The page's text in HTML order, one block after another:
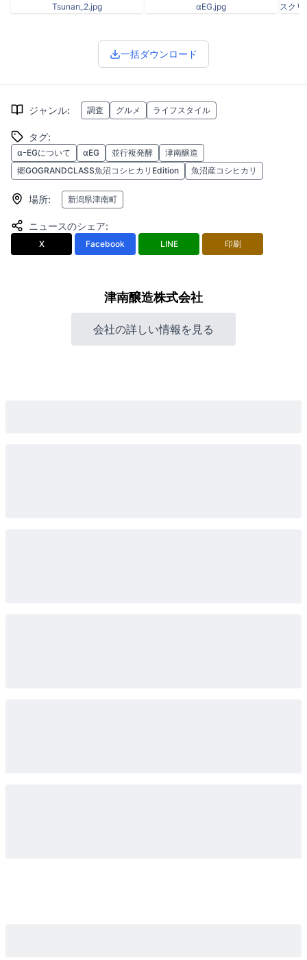
Tsunan_2.jpg αEG.jpg
一括ダウンロード
ジャンル: 調査 グルメ ライフスタイル
タグ:
αｰEGについて αEG 並行複発酵
津南醸造
郷GOGRANDCLASS魚沼コシヒカリEdition
魚沼産コシヒカリ
場所: 新潟県津南町
ニュースのシェア:
X Facebook LINE 印刷
津南醸造株式会社
会社の詳しい情報を見る